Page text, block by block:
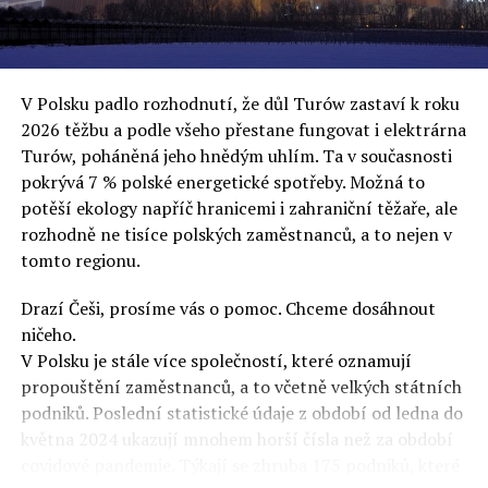
uvěří a nebudou se ptát na podrobnosti,“ řekl Rafał
Ziemkiewicz, redaktor týdeníku Do Rzeczy a ironicky
dodal: „Když se nynějšímu vedení státního hřebčince
podařilo prodat na aukci 10 plemenných koní za 600
000 euro, bylo to provládními médii oslavované jako
velký úspěch. Za vlády PiS se 14 koní prodalo za 2,5
milionu euro, což bylo stejnou mediální partou
komentováno jako konec polského chovu koní. Ve vidění
kontrolorů činnosti PiS ale určitě šlo při prodeji koní o
praní peněz či jinou nelegální činnost.“
Tuskova čísla jsou ale ujetá i jinde, pokračoval
Ziemkiewicz. „Ve vládní aféře PiS kolem vydávání víz
Tusk tvrdil, že za vlády dnešní opozice se nelegálně
prodalo 600 000 víz do Polska. Byla na to dokonce
vytvořena parlamentní vyšetřovací komise, která přišla
ale pouze na to, že 220 víz do Polska bylo
prostřednictvím úplatků uspíšeno, tedy že víza byla
V Polsku padlo rozhodnutí, že důl Turów zastaví k roku
2026 těžbu a podle všeho přestane fungovat i elektrárna
Turów, poháněná jeho hnědým uhlím. Ta v současnosti
pokrývá 7 % polské energetické spotřeby. Možná to
potěší ekology napříč hranicemi i zahraniční těžaře, ale
rozhodně ne tisíce polských zaměstnanců, a to nejen v
tomto regionu.
Drazí Češi, prosíme vás o pomoc. Chceme dosáhnout
ničeho.
V Polsku je stále více společností, které oznamují
propouštění zaměstnanců, a to včetně velkých státních
podniků. Poslední statistické údaje z období od ledna do
května 2024 ukazují mnohem horší čísla než za období